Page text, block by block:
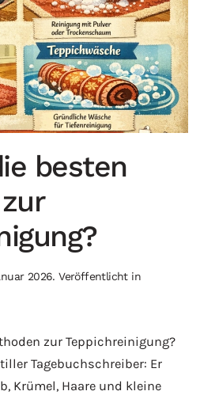
besten
2026. Veröffentlicht in
zur Teppichreinigung?
Tagebuchschreiber: Er
Krümel, Haare und kleine